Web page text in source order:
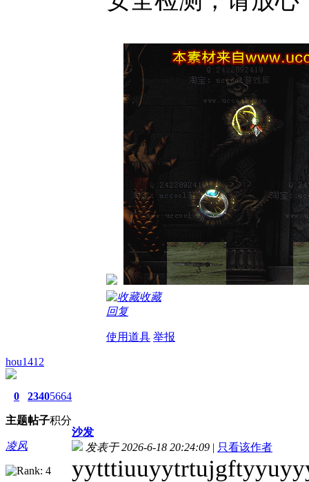
收藏
回复
使用道具 举报
hou1412
0
主题
2340
帖子
5664
积分
凌风
沙发
发表于 2026-6-18 20:24:09 | 只看该作者